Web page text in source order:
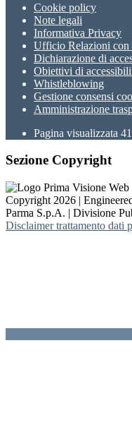
Cookie policy
Note legali
Informativa Privacy
Ufficio Relazioni con
Dichiarazione di
Obiettivi di
Whistleblowing
Gestione consensi
Amministrazione
Pagina visualizzata
Sezione Copyright
Copyright 2026 |
Parma S.p.A. | Divisione
Disclaimer trattamento dati